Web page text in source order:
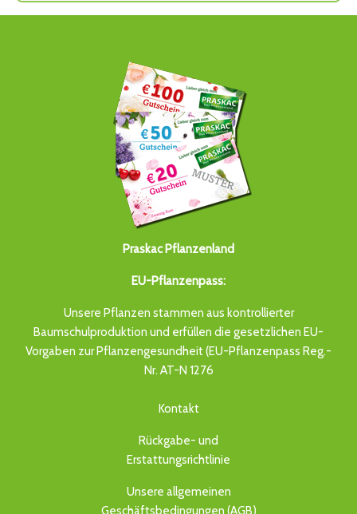
Praskac Pflanzenland
EU-Pflanzenpass:
Unsere Pflanzen stammen aus kontrollierter
Baumschulproduktion und erfüllen die gesetzlichen EU-
Vorgaben zur Pflanzengesundheit (EU-Pflanzenpass Reg.-
Nr. AT-N 1276
Kontakt
Rückgabe- und
Erstattungsrichtlinie
Unsere allgemeinen
Geschäftsbedingungen (AGB)